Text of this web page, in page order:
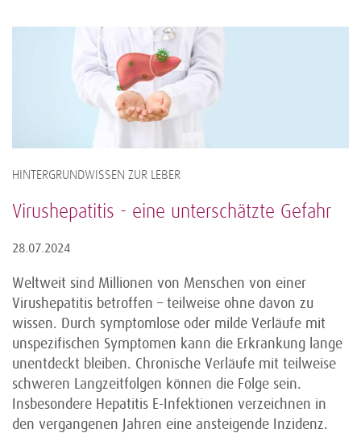
HINTERGRUNDWISSEN ZUR LEBER
Virushepatitis - eine unterschätzte Gefahr
28.07.2024
Weltweit sind Millionen von Menschen von einer
Virushepatitis betroffen – teilweise ohne davon zu
wissen. Durch symptomlose oder milde Verläufe mit
unspezifischen Symptomen kann die Erkrankung lange
unentdeckt bleiben. Chronische Verläufe mit teilweise
schweren Langzeitfolgen können die Folge sein.
Insbesondere Hepatitis E-Infektionen verzeichnen in
den vergangenen Jahren eine ansteigende Inzidenz.